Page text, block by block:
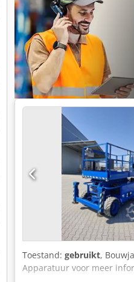
Toestand: gebruikt,
Apparatuur voor meer